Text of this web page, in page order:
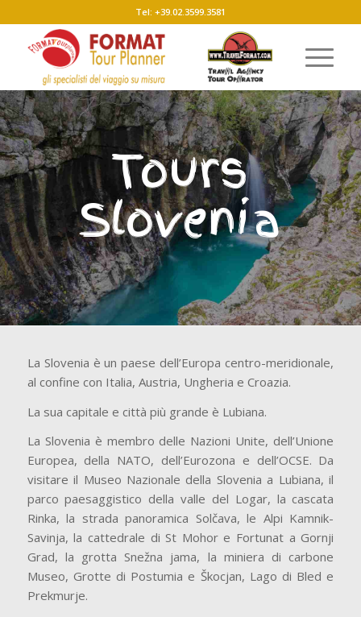
Tel: +39.02.3599.3581
Tours
Slovenia
La Slovenia è un paese dell’Europa centro-meridionale,
al confine con Italia, Austria, Ungheria e Croazia.
La sua capitale e città più grande è Lubiana.
La Slovenia è membro delle Nazioni Unite, dell’Unione
Europea, della NATO, dell’Eurozona e dell’OCSE. Da
visitare il Museo Nazionale della Slovenia a Lubiana, il
parco paesaggistico della valle del Logar, la cascata
Rinka, la strada panoramica Solčava, le Alpi Kamnik-
Savinja, la cattedrale di St Mohor e Fortunat a Gornji
Grad, la grotta Snežna jama, la miniera di carbone
Museo, Grotte di Postumia e Škocjan, Lago di Bled e
Prekmurje.